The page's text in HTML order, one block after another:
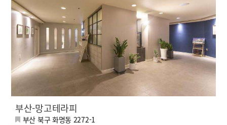
부산-망고테라피
부산 북구 화명동 2272-1